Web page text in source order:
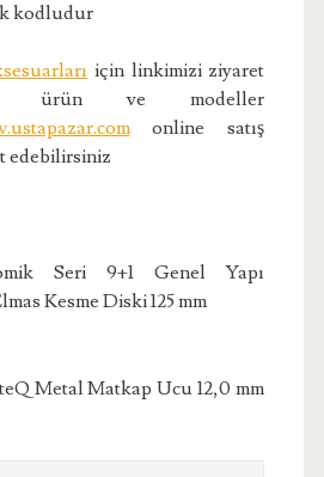
kodludur
için linkimizi ziyaret
ürün ve modeller
online satış
edebilirsiniz
Seri 9+1 Genel Yapı
Kesme Diski 125 mm
Metal Matkap Ucu 12,0 mm